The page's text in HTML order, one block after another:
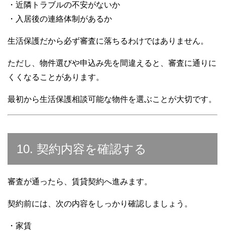
・近隣トラブルの不安がないか
・入居後の連絡体制があるか
生活保護だから必ず審査に落ちるわけではありません。
ただし、物件選びや申込み先を間違えると、審査に通りに
くくなることがあります。
最初から生活保護相談可能な物件を選ぶことが大切です。
10. 契約内容を確認する
審査が通ったら、賃貸契約へ進みます。
契約前には、次の内容をしっかり確認しましょう。
・家賃